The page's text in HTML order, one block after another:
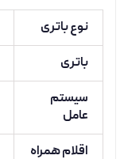
نوع باتری
باتری
سیستم
عامل
اقلام همراه